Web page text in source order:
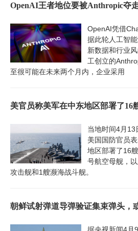
OpenAI王者地位要被Anthropic夺
OpenAI凭借
据此轮人工智
新数据和行业
工创立的
至很可能在未来两个月内，企业采用
美官员称美军在中东地区部署了16
当地时间4月13
美国国防官员
地区部署了16
号航空母舰，
攻击舰和1艘濒海战斗舰。
朝鲜试射弹道导弹验证集束弹头，
据央视新闻4月